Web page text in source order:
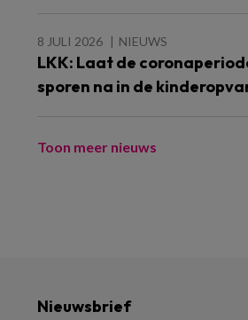
8 JULI 2026 NIEUWS
LKK: Laat de
sporen na in de
Toon meer nieuws
Nieuwsbrief